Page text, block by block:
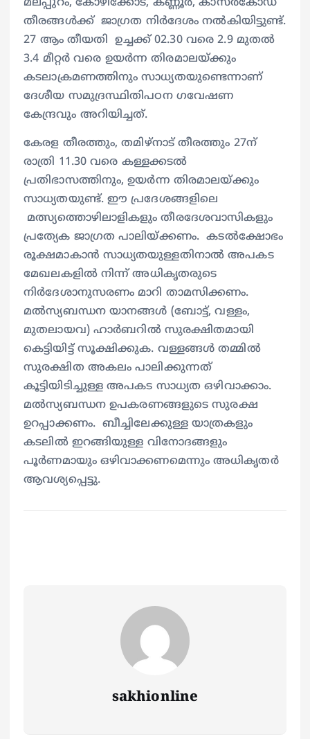
മലപ്പുറം, കോഴിക്കോട്, കണ്ണൂർ, കാസർകോഡ്
തീരങ്ങൾക്ക് ജാഗ്രത നിർദേശം നൽകിയിട്ടുണ്ട്.
27 ആം തീയതി ഉച്ചക്ക് 02.30 വരെ 2.9 മുതൽ
3.4 മീറ്റർ വരെ ഉയർന്ന തിരമാലയ്ക്കും
കടലാക്രമണത്തിനും സാധ്യതയുണ്ടെന്നാണ്
ദേശീയ സമുദ്രസ്ഥിതിപഠന ഗവേഷണ
കേന്ദ്രവും അറിയിച്ചത്.
കേരള തീരത്തും, തമിഴ്‌നാട് തീരത്തും 27ന്
രാത്രി 11.30 വരെ കള്ളക്കടൽ
പ്രതിഭാസത്തിനും, ഉയർന്ന തിരമാലയ്ക്കും
സാധ്യതയുണ്ട്. ഈ പ്രദേശങ്ങളിലെ
മത്സ്യത്തൊഴിലാളികളും തീരദേശവാസികളും
പ്രത്യേക ജാഗ്രത പാലിയ്ക്കണം. കടൽക്ഷോഭം
രൂക്ഷമാകാൻ സാധ്യതയുള്ളതിനാൽ അപകട
മേഖലകളിൽ നിന്ന് അധികൃതരുടെ
നിർദേശാനുസരണം മാറി താമസിക്കണം.
മൽസ്യബന്ധന യാനങ്ങൾ (ബോട്ട്, വള്ളം,
മുതലായവ) ഹാർബറിൽ സുരക്ഷിതമായി
കെട്ടിയിട്ട് സൂക്ഷിക്കുക. വള്ളങ്ങൾ തമ്മിൽ
സുരക്ഷിത അകലം പാലിക്കുന്നത്
കൂട്ടിയിടിച്ചുള്ള അപകട സാധ്യത ഒഴിവാക്കാം.
മൽസ്യബന്ധന ഉപകരണങ്ങളുടെ സുരക്ഷ
ഉറപ്പാക്കണം. ബീച്ചിലേക്കുള്ള യാത്രകളും
കടലിൽ ഇറങ്ങിയുള്ള വിനോദങ്ങളും
പൂർണമായും ഒഴിവാക്കണമെന്നും അധികൃതർ
ആവശ്യപ്പെട്ടു.
sakhionline